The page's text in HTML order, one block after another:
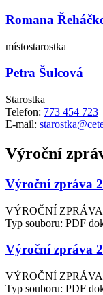
Romana
místostarostka
Petra Šulcová
Starostka
Telefon: 773 454 723
E-mail:
Výroční
Výroční zpráva
VÝROČNÍ ZPRÁVA
Typ souboru: PDF
Výroční zpráva
VÝROČNÍ ZPRÁVA
Typ souboru: PDF